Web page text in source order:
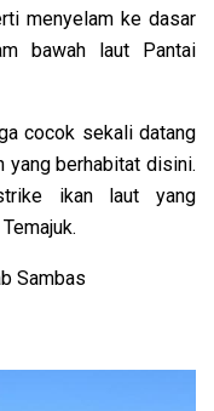
menyelam ke dasar
bawah laut Pantai
cocok sekali datang
yang berhabitat disini.
ikan laut yang
Sambas